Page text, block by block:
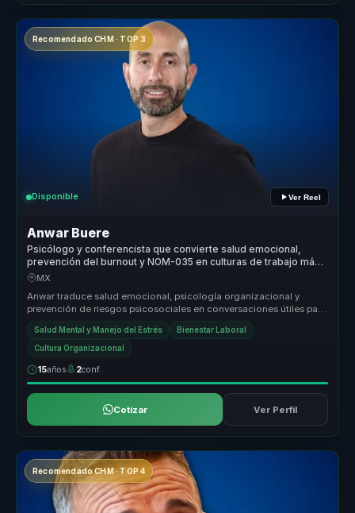
Recomendado CHM · TOP 3
Disponible Ver Reel
Anwar Buere
Psicólogo y conferencista que convierte salud emocional,
prevención del burnout y NOM-035 en culturas de trabajo más
humanas.
MX
Anwar traduce salud emocional, psicología organizacional y
prevención de riesgos psicosociales en conversaciones útiles para
empresas. Ay...
Salud Mental y Manejo del Estrés Bienestar Laboral
Cultura Organizacional
15años 2conf.
Cotizar Ver Perfil
Recomendado CHM · TOP 4